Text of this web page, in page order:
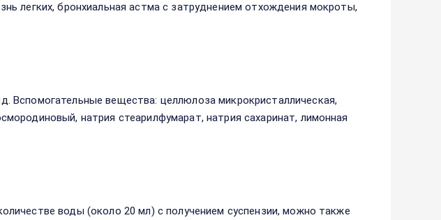
легких, бронхиальная астма с затруднением отхождения мокроты,
Вспомогательные вещества: целлюлоза микрокристаллическая,
натрия стеарилфумарат, натрия сахаринат, лимонная
воды (около 20 мл) с получением суспензии, можно также